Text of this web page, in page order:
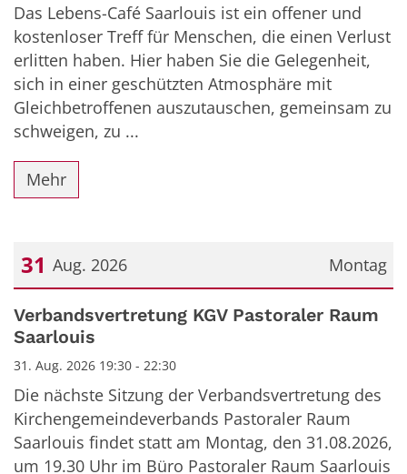
Das Lebens-Café Saarlouis ist ein offener und
kostenloser Treff für Menschen, die einen Verlust
erlitten haben. Hier haben Sie die Gelegenheit,
sich in einer geschützten Atmosphäre mit
Gleichbetroffenen auszutauschen, gemeinsam zu
schweigen, zu ...
Mehr
Montag
31 Aug. 2026
Datum: 31. August 2026
Verbandsvertretung KGV Pastoraler Raum
Saarlouis
31. Aug. 2026 19:30 - 22:30
Die nächste Sitzung der Verbandsvertretung des
Kirchengemeindeverbands Pastoraler Raum
Saarlouis findet statt am Montag, den 31.08.2026,
um 19.30 Uhr im Büro Pastoraler Raum Saarlouis